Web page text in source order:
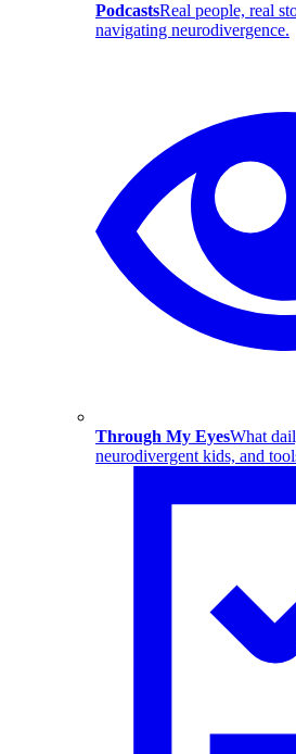
PodcastsReal people, real
navigating neurodivergence.
Through My EyesWhat
neurodivergent kids, and